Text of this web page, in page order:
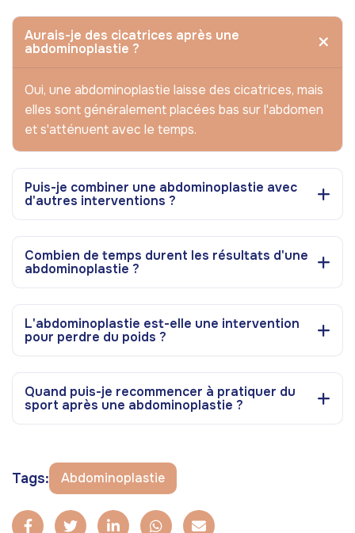
Aurais-je des cicatrices après une
abdominoplastie ?
Oui, une abdominoplastie laisse des cicatrices, mais
elles sont généralement placées bas sur l'abdomen
et s'atténuent avec le temps.
Puis-je combiner une abdominoplastie avec
d'autres interventions ?
Combien de temps durent les résultats d'une
abdominoplastie ?
L'abdominoplastie est-elle une intervention
pour perdre du poids ?
Quand puis-je recommencer à pratiquer du
sport après une abdominoplastie ?
Tags: Abdominoplastie